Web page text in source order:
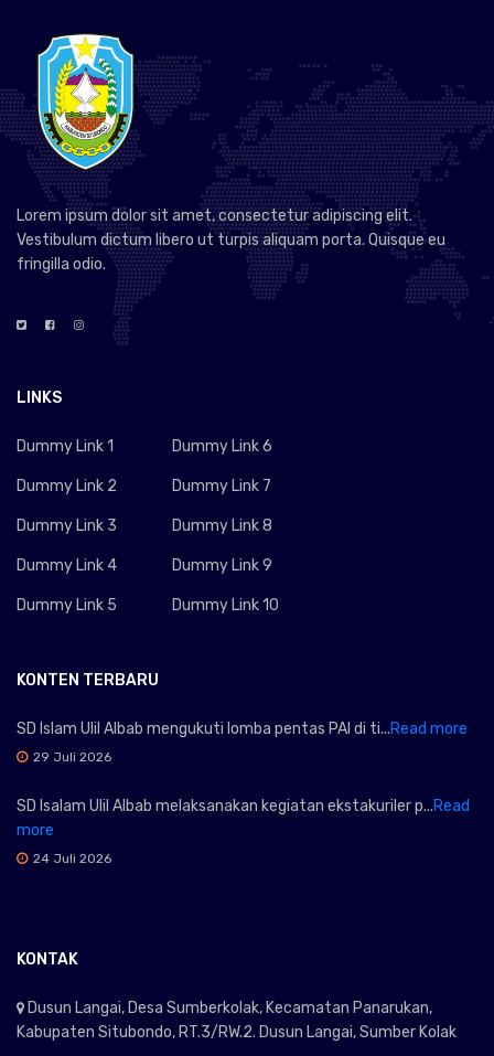
Lorem ipsum dolor sit amet, consectetur adipiscing elit.
Vestibulum dictum libero ut turpis aliquam porta. Quisque eu
fringilla odio.
LINKS
Dummy Link 1
Dummy Link 2
Dummy Link 3
Dummy Link 4
Dummy Link 5
Dummy Link 6
Dummy Link 7
Dummy Link 8
Dummy Link 9
Dummy Link 10
KONTEN TERBARU
SD Islam Ulil Albab mengukuti lomba pentas PAI di ti...Read more
29 Juli 2026
SD Isalam Ulil Albab melaksanakan kegiatan ekstakuriler p...Read
more
24 Juli 2026
KONTAK
Dusun Langai, Desa Sumberkolak, Kecamatan Panarukan,
Kabupaten Situbondo, RT.3/RW.2. Dusun Langai, Sumber Kolak